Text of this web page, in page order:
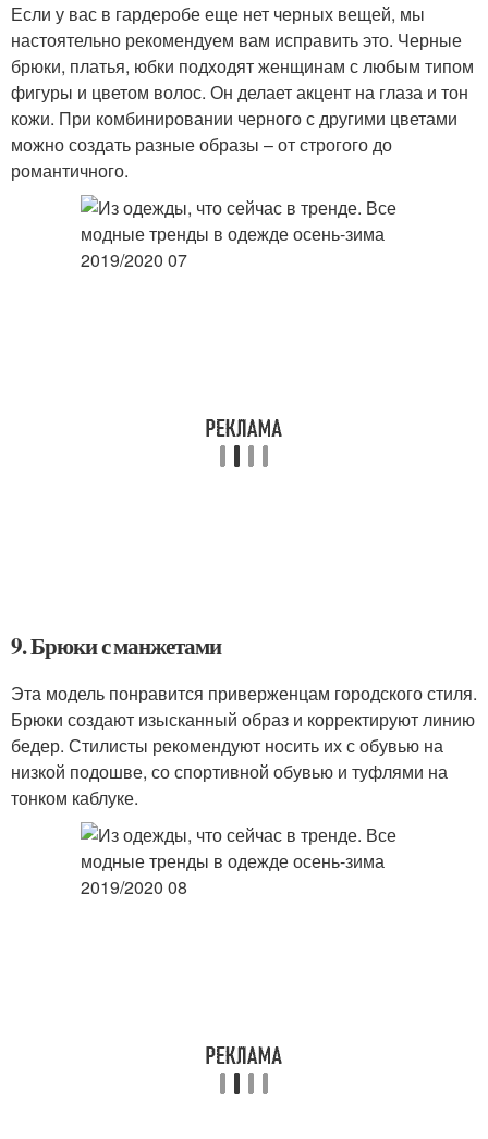
Если у вас в гардеробе еще нет черных вещей, мы
настоятельно рекомендуем вам исправить это. Черные
брюки, платья, юбки подходят женщинам с любым типом
фигуры и цветом волос. Он делает акцент на глаза и тон
кожи. При комбинировании черного с другими цветами
можно создать разные образы – от строгого до
романтичного.
9. Брюки с манжетами
Эта модель понравится приверженцам городского стиля.
Брюки создают изысканный образ и корректируют линию
бедер. Стилисты рекомендуют носить их с обувью на
низкой подошве, со спортивной обувью и туфлями на
тонком каблуке.